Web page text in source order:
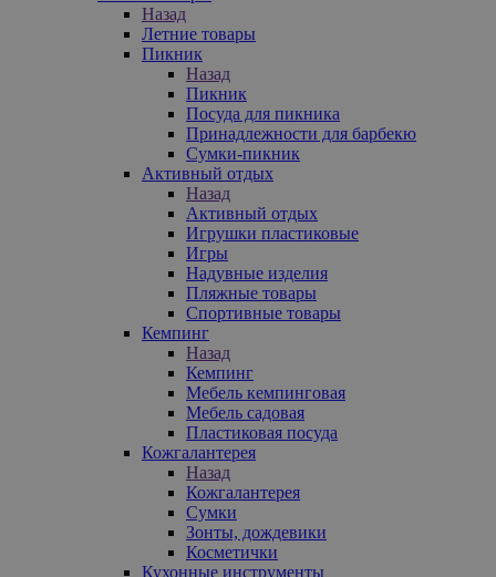
Назад
Летние товары
Пикник
Назад
Пикник
Посуда для пикника
Принадлежности для барбекю
Сумки-пикник
Активный отдых
Назад
Активный отдых
Игрушки пластиковые
Игры
Надувные изделия
Пляжные товары
Спортивные товары
Кемпинг
Назад
Кемпинг
Мебель кемпинговая
Мебель садовая
Пластиковая посуда
Кожгалантерея
Назад
Кожгалантерея
Сумки
Зонты, дождевики
Косметички
Кухонные инструменты